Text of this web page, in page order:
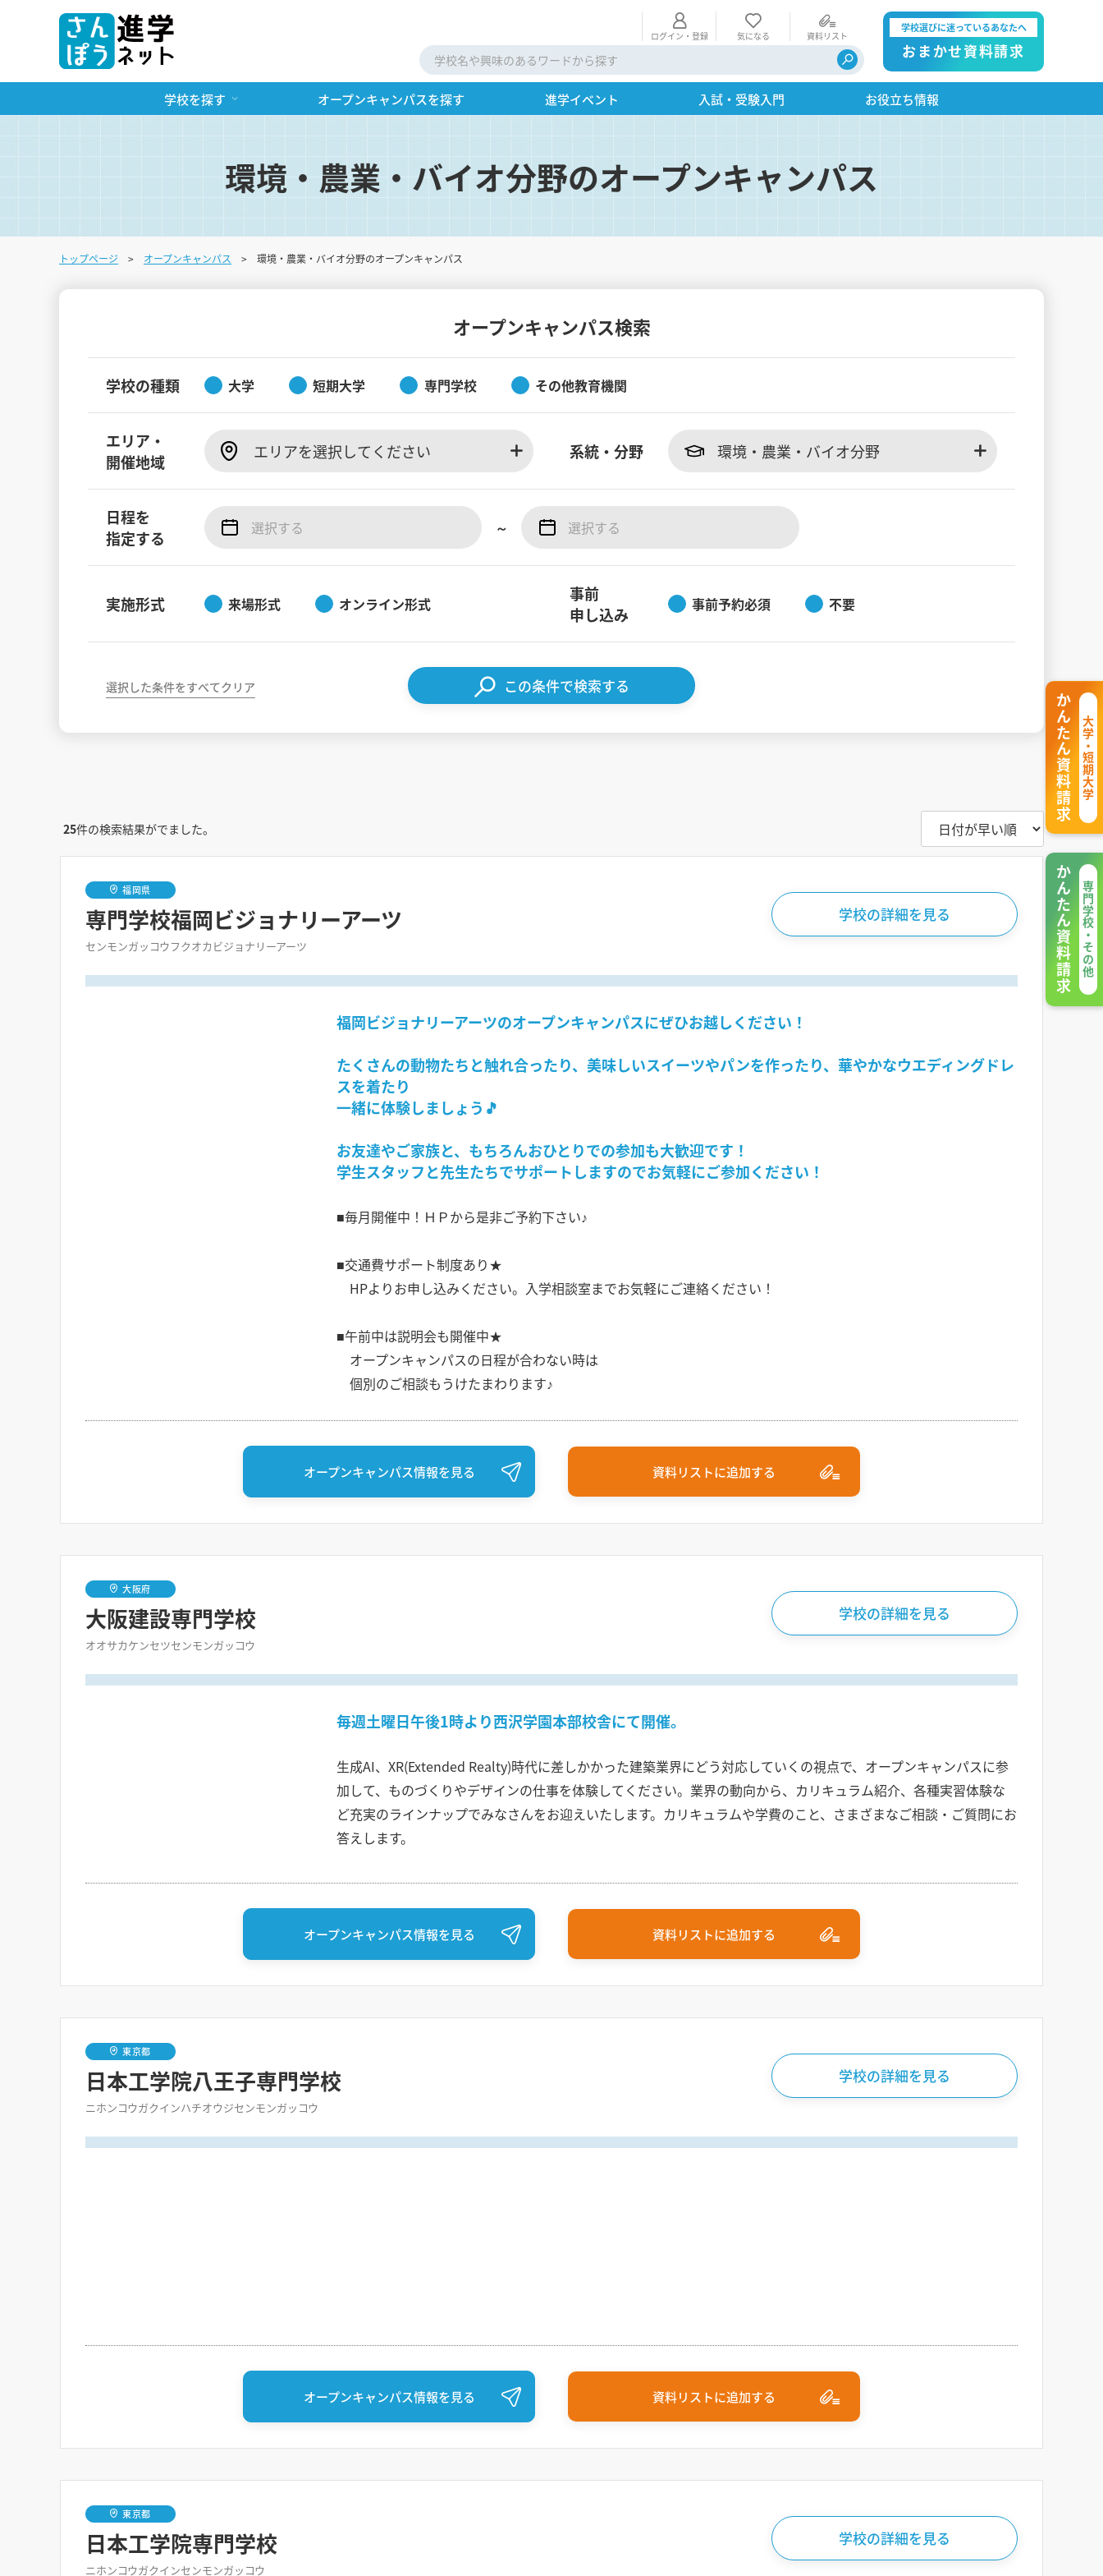
ログイン・登録 気になる 資料リスト
学校選びに迷っているあなたへ
おまかせ資料請求
学校を探す オープンキャンパスを探す 進学イベント 入試・受験入門 お役立ち情報
環境・農業・バイオ分野のオープンキャンパス
トップページ オープンキャンパス 環境・農業・バイオ分野のオープンキャンパス
オープンキャンパス検索
学校の種類 大学 短期大学 専門学校 その他教育機関
エリア・
開催地域
エリアを選択してください 系統・分野 環境・農業・バイオ分野
日程を
指定する
～
実施形式 来場形式 オンライン形式
事前
申し込み
事前予約必須 不要
この条件で検索する
選択した条件をすべてクリア
25件の検索結果がでました。
福岡県
専門学校福岡ビジョナリーアーツ
センモンガッコウフクオカビジョナリーアーツ
学校の詳細を見る
福岡ビジョナリーアーツのオープンキャンパスにぜひお越しください！
たくさんの動物たちと触れ合ったり、美味しいスイーツやパンを作ったり、華やかなウエディングドレ
スを着たり
一緒に体験しましょう🎵
お友達やご家族と、もちろんおひとりでの参加も大歓迎です！
学生スタッフと先生たちでサポートしますのでお気軽にご参加ください！
■毎月開催中！ＨＰから是非ご予約下さい♪
■交通費サポート制度あり★
HPよりお申し込みください。入学相談室までお気軽にご連絡ください！
■午前中は説明会も開催中★
オープンキャンパスの日程が合わない時は
個別のご相談もうけたまわります♪
オープンキャンパス情報を見る 資料リストに追加する
大阪府
大阪建設専門学校
オオサカケンセツセンモンガッコウ
学校の詳細を見る
毎週土曜日午後1時より西沢学園本部校舎にて開催。
生成AI、XR(Extended Realty)時代に差しかかった建築業界にどう対応していくの視点で、オープンキャンパスに参
加して、ものづくりやデザインの仕事を体験してください。業界の動向から、カリキュラム紹介、各種実習体験な
ど充実のラインナップでみなさんをお迎えいたします。カリキュラムや学費のこと、さまざまなご相談・ご質問にお
答えします。
オープンキャンパス情報を見る 資料リストに追加する
東京都
日本工学院八王子専門学校
ニホンコウガクインハチオウジセンモンガッコウ
学校の詳細を見る
オープンキャンパス情報を見る 資料リストに追加する
東京都
日本工学院専門学校
ニホンコウガクインセンモンガッコウ
学校の詳細を見る
大学・短期大学
かんたん資料請求
専門学校・その他
かんたん資料請求